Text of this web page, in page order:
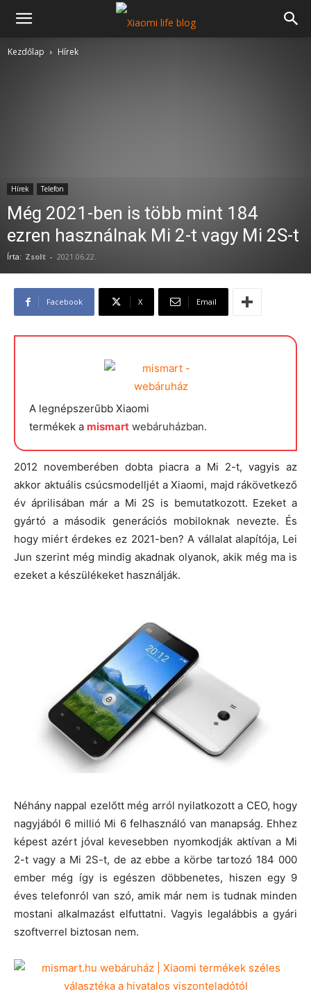
Kezdőlap Hírek
Hírek Telefon
Még 2021-ben is több mint 184
ezren használnak Mi 2-t vagy Mi 2S-t
Írta: Zsolt - 2021.06.22.
Facebook X Email
A legnépszerűbb Xiaomi
termékek a mismart webáruházban.
2012 novemberében dobta piacra a Mi 2-t, vagyis az
akkor aktuális csúcsmodelljét a Xiaomi, majd rákövetkező
év áprilisában már a Mi 2S is bemutatkozott. Ezeket a
gyártó a második generációs mobiloknak nevezte. És
hogy miért érdekes ez 2021-ben? A vállalat alapítója, Lei
Jun szerint még mindig akadnak olyanok, akik még ma is
ezeket a készülékeket használják.
Néhány nappal ezelőtt még arról nyilatkozott a CEO, hogy
nagyjából 6 millió Mi 6 felhasználó van manapság. Ehhez
képest azért jóval kevesebben nyomkodják aktívan a Mi
2-t vagy a Mi 2S-t, de az ebbe a körbe tartozó 184 000
ember még így is egészen döbbenetes, hiszen egy 9
éves telefonról van szó, amik már nem is tudnak minden
mostani alkalmazást elfuttatni. Vagyis legalábbis a gyári
szoftverrel biztosan nem.